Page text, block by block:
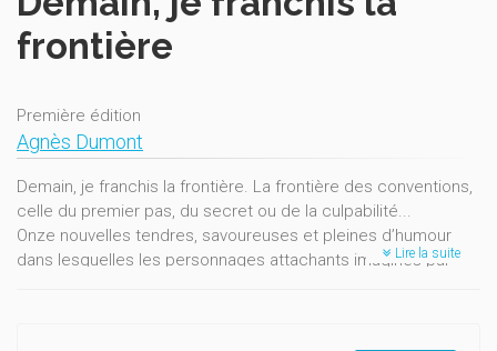
frontière
Première édition
Agnès Dumont
Demain, je franchis la frontière. La frontière des conventions,
celle du premier pas, du secret ou de la culpabilité...
Onze nouvelles tendres, savoureuses et pleines d’humour
dans lesquelles les personnages attachants imaginés par
Lire la suite